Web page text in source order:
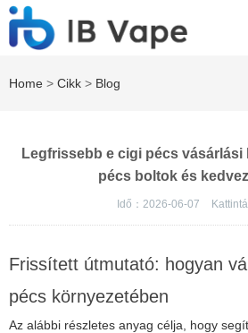
Home > Cikk > Blog
Legfrissebb e cigi pécs vásárlási
pécs boltok és
Idő：2026-06-07
Frissített útmutató: hogyan
pécs környezetében
Az alábbi részletes anyag célja, hogy